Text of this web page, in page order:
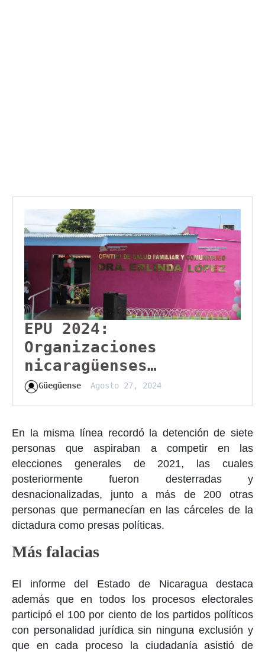
EPU 2024:
Organizaciones
nicaragüenses
denuncian violación al
derecho de Asociación
Güegüense Agosto 27, 2024
En la misma línea recordó la detención de siete
personas que aspiraban a competir en las
elecciones generales de 2021, las cuales
posteriormente fueron desterradas y
desnacionalizadas, junto a más de 200 otras
personas que permanecían en las cárceles de la
dictadura como presas políticas.
Más falacias
El informe del Estado de Nicaragua destaca
además que en todos los procesos electorales
participó el 100 por ciento de los partidos políticos
con personalidad jurídica sin ninguna exclusión y
que en cada proceso la ciudadanía asistió de